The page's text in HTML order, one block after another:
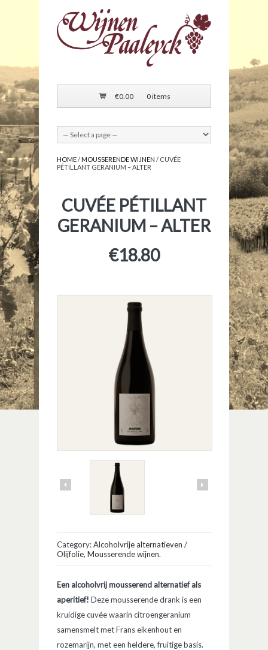
€0.00 0 items
HOME/ MOUSSERENDE WIJNEN / CUVÉE
PÉTILLANT GERANIUM – ALTER
CUVÉE PÉTILLANT
GERANIUM – ALTER
€18.80
Category:Alcoholvrije alternatieven /
Olijfolie, Mousserende wijnen.
Een alcoholvrij mousserend alternatief als
aperitief! Deze mousserende drank is een
kruidige cuvée waarin citroengeranium
samensmelt met Frans eikenhout en
rozemarijn, met een heldere, fruitige basis.